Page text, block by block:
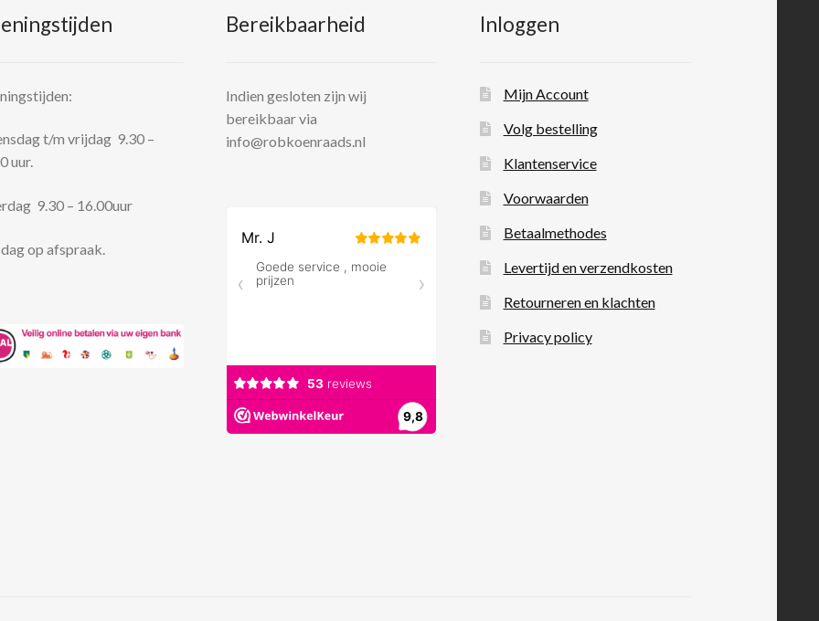
t/m vrijdag 9.30 –
uur.
9.30 – 16.00uur
op afspraak.
Bereikbaarheid
Indien gesloten zijn wij
bereikbaar via
info@robkoenraads.nl
Inloggen
Mijn Account
Volg bestelling
Klantenservice
Voorwaarden
Betaalmethodes
Levertijd en verzendkosten
Retourneren en klachten
Privacy policy